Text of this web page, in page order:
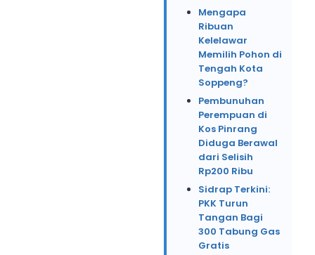
Mengapa
Ribuan
Kelelawar
Memilih Pohon di
Tengah Kota
Soppeng?
Pembunuhan
Perempuan di
Kos Pinrang
Diduga Berawal
dari Selisih
Rp200 Ribu
Sidrap Terkini:
PKK Turun
Tangan Bagi
300 Tabung Gas
Gratis